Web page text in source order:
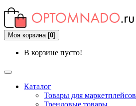
Моя корзина[0]
В корзине пусто!
Каталог
Товары для маркетплейсов
Трендовые товары